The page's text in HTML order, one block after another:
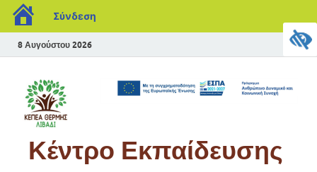
Σύνδεση
8 Αυγούστου 2026
Κέντρο Εκπαίδευσης